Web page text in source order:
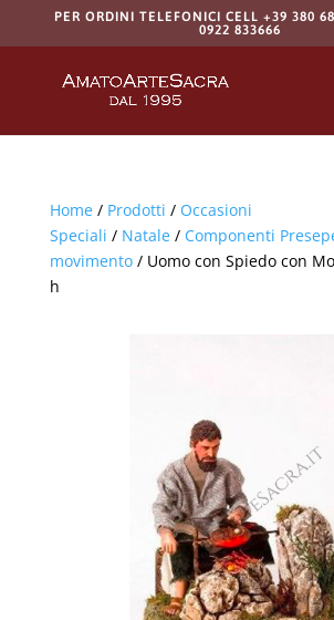
PER ORDINI TELEFONICI CELL +39 380
0922 833666
Home/ Prodotti / Occasioni
Speciali / Natale/ Componenti
movimento/ Uomo con Spiedo con
h